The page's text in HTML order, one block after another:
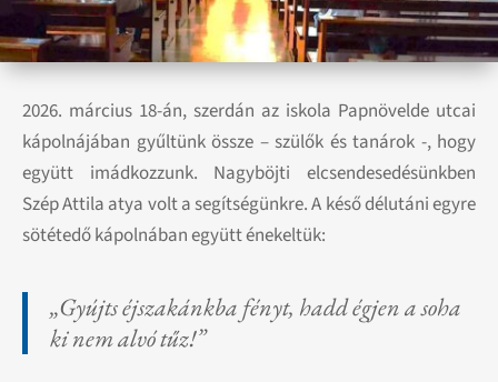
2026. március 18-án, szerdán az iskola Papnövelde utcai
kápolnájában gyűltünk össze – szülők és tanárok -, hogy
együtt imádkozzunk. Nagyböjti elcsendesedésünkben
Szép Attila atya volt a segítségünkre. A késő délutáni egyre
sötétedő kápolnában együtt énekeltük:
„Gyújts éjszakánkba fényt, hadd égjen a soha
ki nem alvó tűz!”